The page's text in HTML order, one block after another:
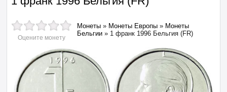
Оцените монету
Монеты » Монеты Европы » Монеты
Бельгии » 1 франк 1996 Бельгия (FR)